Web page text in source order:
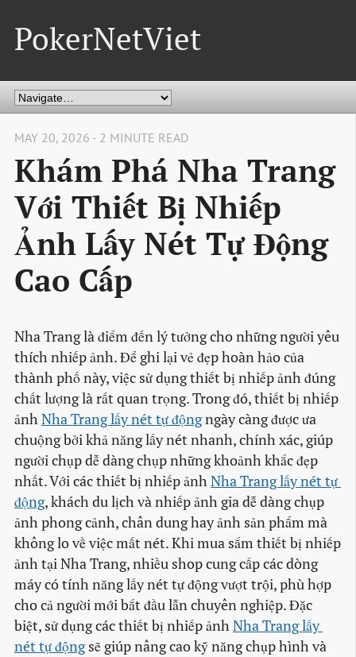
PokerNetViet
MAY 20, 2026 - 2 MINUTE READ
Khám Phá Nha Trang
Với Thiết Bị Nhiếp
Ảnh Lấy Nét Tự Động
Cao Cấp
Nha Trang là điểm đến lý tưởng cho những người yêu
thích nhiếp ảnh. Để ghi lại vẻ đẹp hoàn hảo của
thành phố này, việc sử dụng thiết bị nhiếp ảnh đúng
chất lượng là rất quan trọng. Trong đó, thiết bị nhiếp
ảnhNha Trang lấy nét tự độngngày càng được ưa
chuộng bởi khả năng lấy nét nhanh, chính xác, giúp
người chụp dễ dàng chụp những khoảnh khắc đẹp
nhất. Với các thiết bị nhiếp ảnhNha Trang lấy nét tự
động, khách du lịch và nhiếp ảnh gia dễ dàng chụp
ảnh phong cảnh, chân dung hay ảnh sản phẩm mà
không lo về việc mất nét. Khi mua sắm thiết bị nhiếp
ảnh tại Nha Trang, nhiều shop cung cấp các dòng
máy có tính năng lấy nét tự động vượt trội, phù hợp
cho cả người mới bắt đầu lẫn chuyên nghiệp. Đặc
biệt, sử dụng các thiết bị nhiếp ảnhNha Trang lấy
nét tự độngsẽ giúp nâng cao kỹ năng chụp hình và